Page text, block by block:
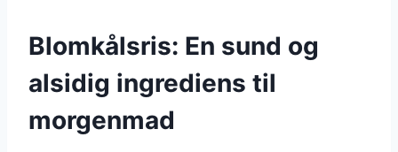
Blomkålsris: En sund og
alsidig ingrediens til
morgenmad